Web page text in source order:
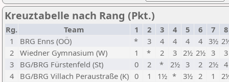
Kreuztabelle nach Rang (Pkt.)
Rg. Team 1 2 3 4 5 6 7
8
1
BRG Enns (OÖ) * 3 4 4 4 4 3½
2 Wiedner Gymnasium (W) 1 * 2 3 2½ 2½ 3
3
3
BG/BRG Fürstenfeld (St) 0 2 * 2½ 3 2 2½ 4
4
BG/BRG Villach Peraustraße (K) 0 1 1½ * 3½ 2 1